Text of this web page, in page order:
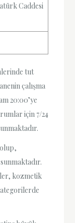
Caddesi
tut
çalışma
20:00’ye
için 7/24
kozmetik